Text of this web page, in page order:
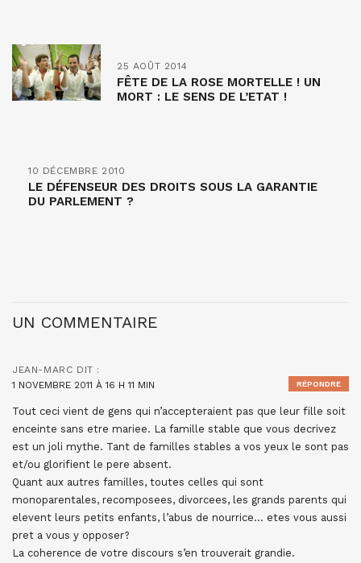
25 AOÛT 2014
FÊTE DE LA ROSE MORTELLE ! UN
MORT : LE SENS DE L’ETAT !
10 DÉCEMBRE 2010
LE DÉFENSEUR DES DROITS SOUS LA GARANTIE
DU PARLEMENT ?
UN COMMENTAIRE
JEAN-MARC DIT :
1 NOVEMBRE 2011 À 16 H 11 MIN
Tout ceci vient de gens qui n’accepteraient pas que leur fille soit
enceinte sans etre mariee. La famille stable que vous decrivez
est un joli mythe. Tant de familles stables a vos yeux le sont pas
et/ou glorifient le pere absent.
Quant aux autres familles, toutes celles qui sont
monoparentales, recomposees, divorcees, les grands parents qui
elevent leurs petits enfants, l’abus de nourrice… etes vous aussi
pret a vous y opposer?
La coherence de votre discours s’en trouverait grandie.
RÉPONDRE